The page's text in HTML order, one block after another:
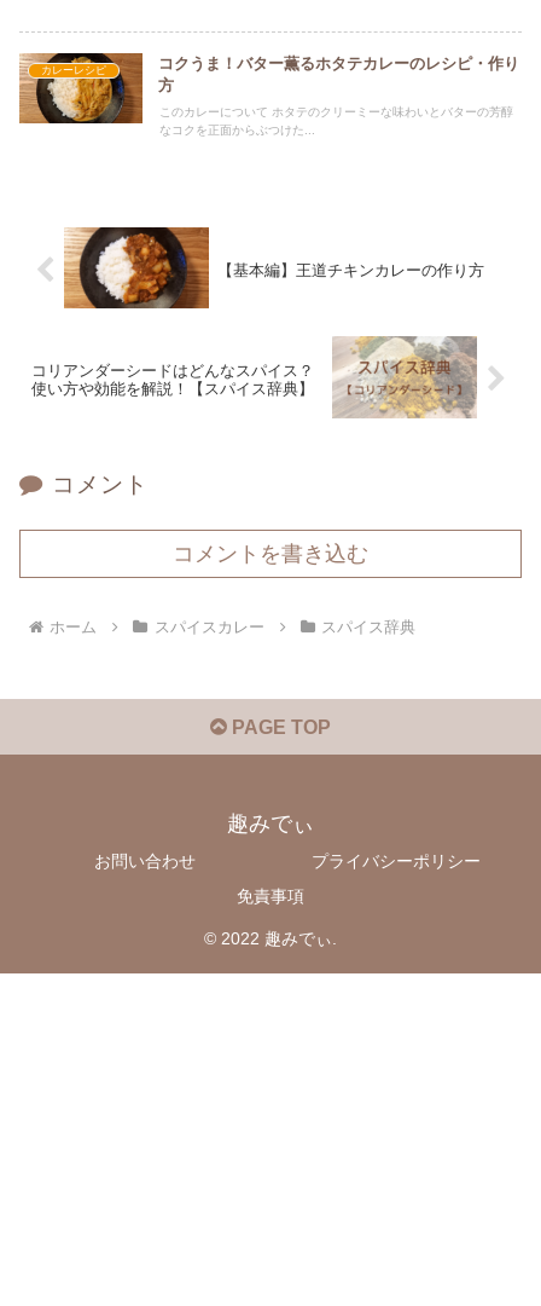
カレーレシピ
コクうま！バター薫るホタテカレーのレシピ・作り
方
このカレーについて ホタテのクリーミーな味わいとバターの芳醇
なコクを正面からぶつけた...
【基本編】王道チキンカレーの作り方
コリアンダーシードはどんなスパイス？
使い方や効能を解説！【スパイス辞典】
コメント
コメントを書き込む
ホーム スパイスカレー スパイス辞典
PAGE TOP
趣みでぃ
お問い合わせ
プライバシーポリシー
免責事項
© 2022 趣みでぃ.